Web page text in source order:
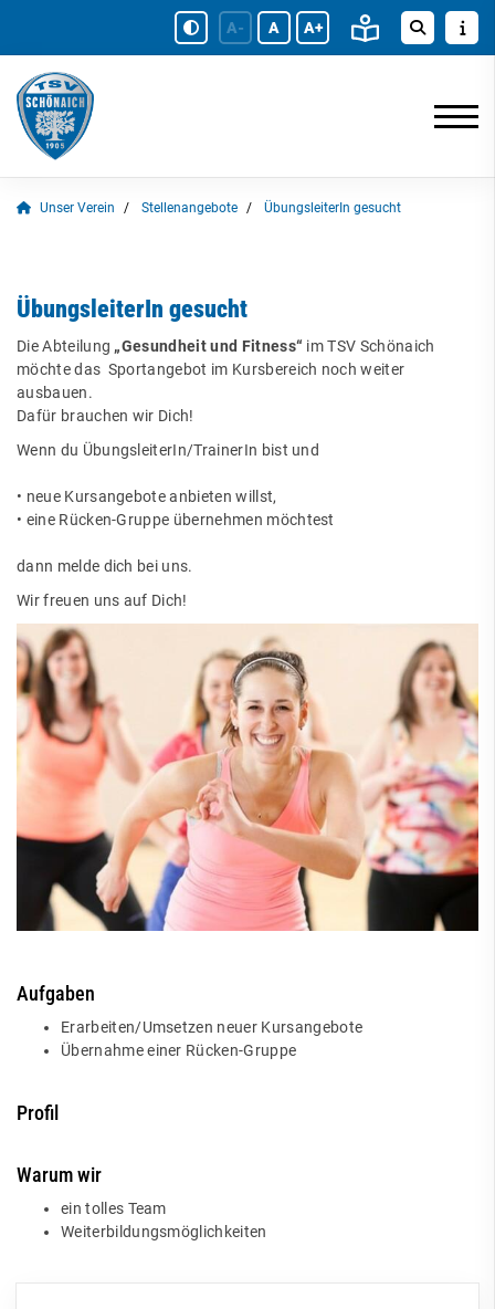
A- A A+
Unser Verein Stellenangebote ÜbungsleiterIn gesucht
ÜbungsleiterIn gesucht
Die Abteilung „Gesundheit und Fitness“ im TSV Schönaich
möchte das Sportangebot im Kursbereich noch weiter
ausbauen.
Dafür brauchen wir Dich!
Wenn du ÜbungsleiterIn/TrainerIn bist und
• neue Kursangebote anbieten willst,
• eine Rücken-Gruppe übernehmen möchtest
dann melde dich bei uns.
Wir freuen uns auf Dich!
Aufgaben
Erarbeiten/Umsetzen neuer Kursangebote
Übernahme einer Rücken-Gruppe
Profil
Warum wir
ein tolles Team
Weiterbildungsmöglichkeiten